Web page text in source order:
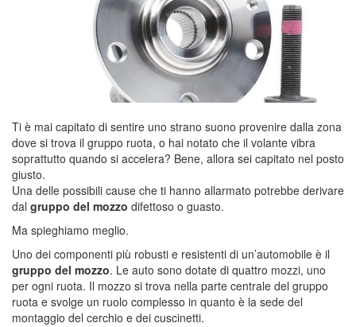
Ti è mai capitato di sentire uno strano suono provenire dalla zona
dove si trova il gruppo ruota, o hai notato che il volante vibra
soprattutto quando si accelera? Bene, allora sei capitato nel posto
giusto.
Una delle possibili cause che ti hanno allarmato potrebbe derivare
dal gruppo del mozzo difettoso o guasto.
Ma spieghiamo meglio.
Uno dei componenti più robusti e resistenti di un’automobile è il
gruppo del mozzo. Le auto sono dotate di quattro mozzi, uno
per ogni ruota. Il mozzo si trova nella parte centrale del gruppo
ruota e svolge un ruolo complesso in quanto è la sede del
montaggio del cerchio e dei cuscinetti.